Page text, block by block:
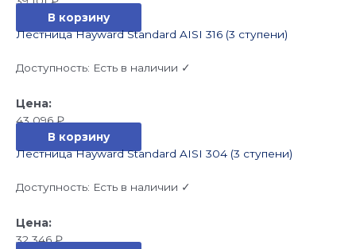
В корзину
Лестница Hayward Standard AISI 316 (3 ступени)
Доступность: Есть в наличии ✓
43 096₽
В корзину
Лестница Hayward Standard AISI 304 (3 ступени)
Доступность: Есть в наличии ✓
32 346₽